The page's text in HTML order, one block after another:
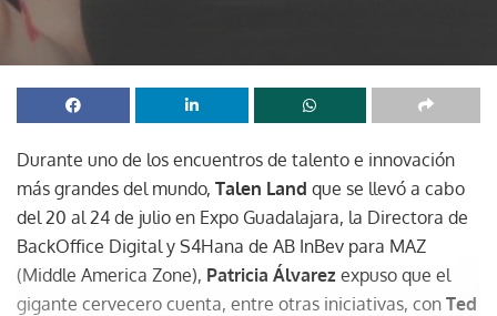
Durante uno de los encuentros de talento e innovación
más grandes del mundo, Talen Land que se llevó a cabo
del 20 al 24 de julio en Expo Guadalajara, la Directora de
BackOffice Digital y S4Hana de AB InBev para MAZ
(Middle America Zone), Patricia Álvarez expuso que el
gigante cervecero cuenta, entre otras iniciativas, con Ted